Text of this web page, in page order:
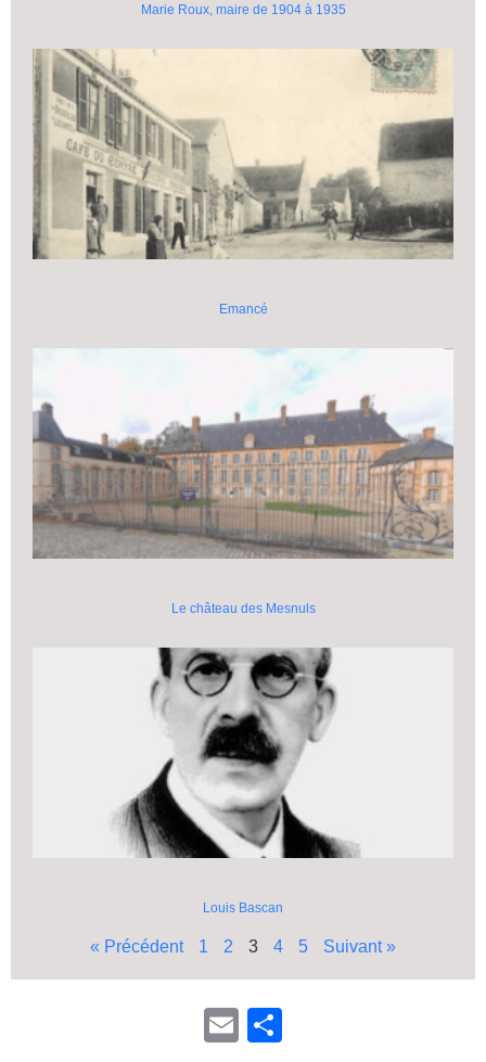
Marie Roux, maire de 1904 à 1935
Emancé
Le château des Mesnuls
Louis Bascan
« Précédent 1 2 3 4 5 Suivant »
E